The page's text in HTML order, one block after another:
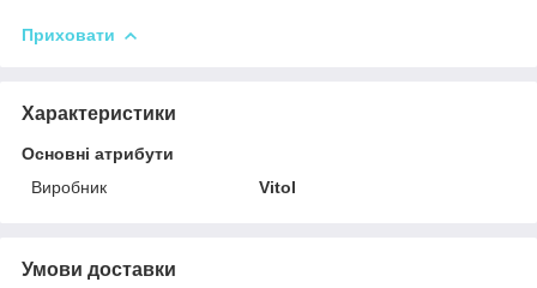
Приховати
Характеристики
Основні атрибути
Виробник
Vitol
Умови доставки